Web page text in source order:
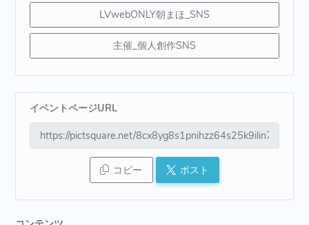
LVwebONLY朝まほ_SNS
主催_個人創作SNS
イベントページURL
コピー ポスト